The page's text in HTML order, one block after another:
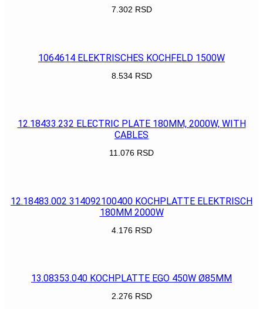
7.302 RSD
1064614 ELEKTRISCHES KOCHFELD 1500W
8.534 RSD
12.18433.232 ELECTRIC PLATE 180MM, 2000W, WITH
CABLES
11.076 RSD
12.18483.002 314092100400 KOCHPLATTE ELEKTRISCH
180MM 2000W
4.176 RSD
13.08353.040 KOCHPLATTE EGO 450W Ø85MM
2.276 RSD